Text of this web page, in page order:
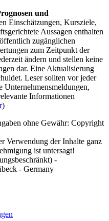
und
Einschätzungen, Kursziele,
Aussagen enthalten
zugänglichen
zum Zeitpunkt der
ändern und stellen keine
dar. Eine Aktualisierung
Leser sollten vor jeder
Unternehmensmeldungen,
Informationen
)
ohne Gewähr: Copyright
Verwendung der Inhalte ganz
ist untersagt!
-
- Germany